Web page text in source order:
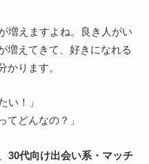
増えますよね。良き人がい
増えてきて、好きになれる
かります。
い！」
てどんなの？」
30代向け出会い系・マッチ